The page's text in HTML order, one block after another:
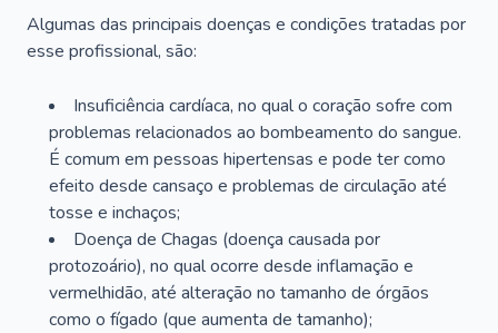
Algumas das principais doenças e condições tratadas por
esse profissional, são:
Insuficiência cardíaca, no qual o coração sofre com
problemas relacionados ao bombeamento do sangue.
É comum em pessoas hipertensas e pode ter como
efeito desde cansaço e problemas de circulação até
tosse e inchaços;
Doença de Chagas (doença causada por
protozoário), no qual ocorre desde inflamação e
vermelhidão, até alteração no tamanho de órgãos
como o fígado (que aumenta de tamanho);